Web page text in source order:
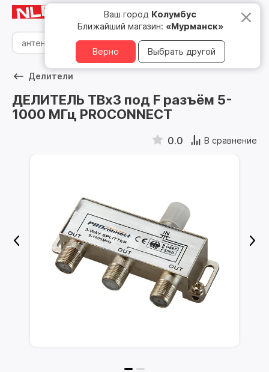
Мурманск
Ваш город Колумбус
Ближайший магазин: «Мурманск»
Верно Выбрать другой
8 800 500 05 15
Делители
ДЕЛИТЕЛЬ ТВх3 под F разъём 5-
1000 МГц PROCONNECT
0.0 В сравнение